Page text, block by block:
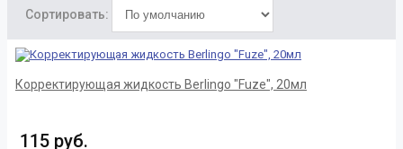
Сортировать:
Корректирующая жидкость Berlingo "Fuze", 20мл
115 руб.